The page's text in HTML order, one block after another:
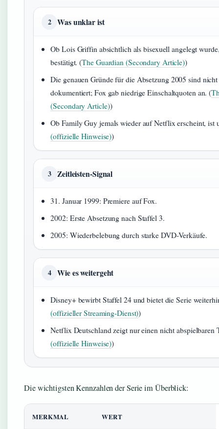
2 Was unklar ist
Ob Lois Griffin absichtlich als bisexuell angelegt
bestätigt. (The Guardian (Secondary Article))
Die genauen Gründe für die Absetzung 2005 sind
dokumentiert; Fox gab niedrige Einschaltquoten an. (
(Secondary Article))
Ob Family Guy jemals wieder auf Netflix erscheint, ist
(offizielle Hinweise))
3 Zeitleisten-Signal
31. Januar 1999: Premiere auf Fox.
2002: Erste Absetzung nach Staffel 3.
2005: Wiederbelebung durch starke DVD-Verkäufe.
4 Wie es weitergeht
Disney+ bewirbt Staffel 24 und bietet die Serie
(offizieller Streaming-Dienst))
Netflix Deutschland zeigt nur einen nicht abspielbaren
(offizielle Hinweise))
Die wichtigsten Kennzahlen der Serie im Überblick:
MERKMAL WERT